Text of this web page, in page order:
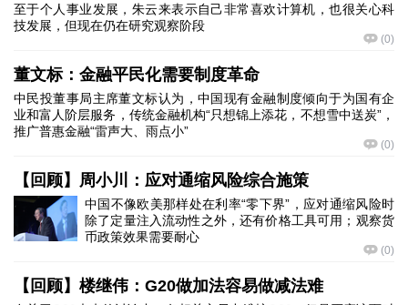
至于个人事业发展，朱云来表示自己非常喜欢计算机，也很关心科
技发展，但现在仍在研究观察阶段
(0)
董文标：金融平民化需要制度革命
中民投董事局主席董文标认为，中国现有金融制度倾向于为国有企
业和富人阶层服务，传统金融机构“只想锦上添花，不想雪中送炭”，
推广普惠金融“雷声大、雨点小”
(0)
【回顾】周小川：应对通缩风险综合施策
中国不像欧美那样处在利率“零下界”，应对通缩风险时
除了定量注入流动性之外，还有价格工具可用；观察货
币政策效果需要耐心
(0)
【回顾】楼继伟：G20做加法容易做减法难